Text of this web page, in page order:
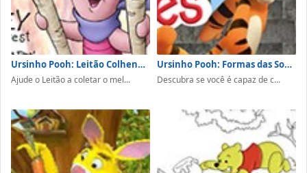
Ursinho Pooh: Leitão Colhendo Mel
Ajude o Leitão a coletar o mel...
Ursinho Pooh: Formas das Sombras
Descubra se você é capaz de c...